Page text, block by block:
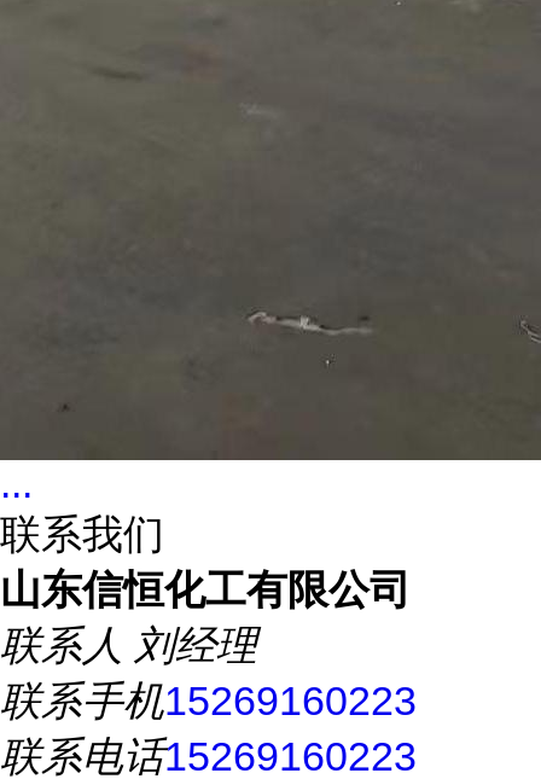
...
联系我们
山东信恒化工有限公司
联系人 刘经理
联系手机15269160223
联系电话15269160223